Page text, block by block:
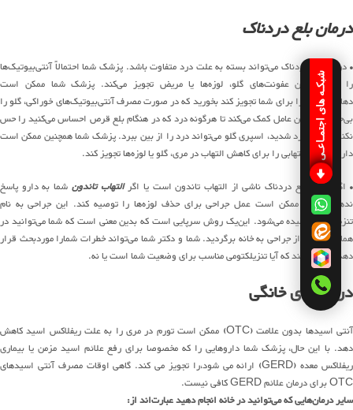
درمان بلع دردناک
• درمان بلع دردناک می‌تواند بسته به علت درد متفاوت باشد. پزشک شما احتمالاً آنتی‌بیوتیک‌ها
را برای درمان عفونت‌های گلو، لوزه‌ها یا مریض تجویز می‌کند. پزشک شما ممکن است
دهان‌شویه‌ای را برای شما تجویز کند بخورید که در صورت مصرف آنتی‌بیوتیک‌های خوراکی، گلو را
بی‌حس کند. این عامل کمک می‌کند تا هرگونه درد که در هنگام بلع قرص احساس می‌کنید را حس
نکنید. برای درد شدید، اسپری گلو می‌تواند درد را از بین ببرد. پزشک شما همچنین ممکن است
داروهای ضدالتهابی را برای کاهش التهاب در مری، گلو یا لوزه‌ها تجویز کند.
• اگر اغلب بلع دردناک ناشی از التهاب تاندون است یا اگرالتهاب تاندون شما به دارو پاسخ
ندهد، پزشک ممکن است عمل جراحی برای حذف لوزه‌ها را توصیه کند. این جراحی به نام
تنزیلکتومی نامیده می‌شود. این‌یک روش سرپایی است که بدین معنی است که شما می‌توانید در
همان روز بعد از جراحی به خانه برگردید. شما و دکتر شما می‌تواند خطرات شمارا موردبحث قرار
دهد و تعیین کند که آیا تنزیلکتومی مناسب برای وضعیت شما است یا نه.
درمان‌های خانگی
آنتی اسیدها بدون علامت (OTC) ممکن است تورم در مری را به علت ریفلاکس اسید کاهش
دهد. با این حال، پزشک شما داروهایی را که مخصوصا برای رفع علائم اسید مزمن یا بیماری
ریفلاکس معده (GERD) ارائه می شود،را تجویز می کند. گاهی اوقات مصرف آنتی اسیدهای
OTC برای درمان علائم GERD کافی نیست.
سایر درمان‌هایی که می‌توانید در خانه انجام دهید عبارت‌اند از:
شبکـه های اجتمـاعـی